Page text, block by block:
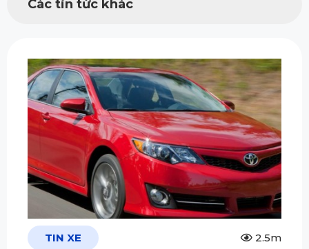
Các tin tức khác
TIN XE 2.5m